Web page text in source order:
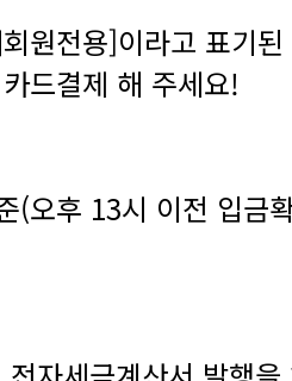
원전용]이라고 표기
드결제 해 주세요!
(오후 13시 이전 입금